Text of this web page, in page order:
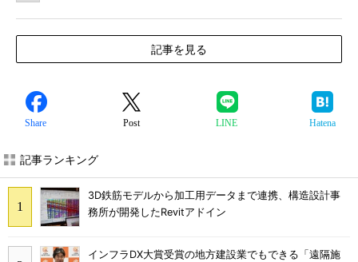
記事を見る
Share Post LINE Hatena
記事ランキング
3D鉄筋モデルから加工用データまで連携、構造設計事
務所が開発したRevitアドイン
インフラDX大賞受賞の地方建設業でもできる「遠隔施